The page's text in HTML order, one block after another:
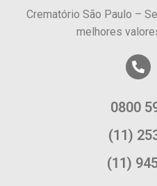
Crematório São Paulo –
melhores
0800
(11)
(11)